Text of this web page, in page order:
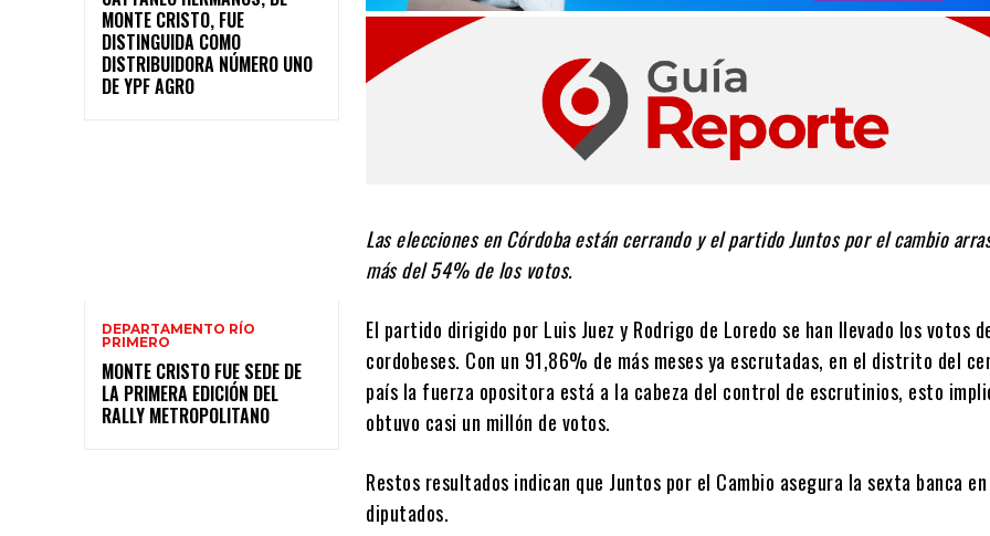
MONTE CRISTO, FUE
DISTINGUIDA COMO
DISTRIBUIDORA NÚMERO UNO
DE YPF AGRO
DEPARTAMENTO RÍO
PRIMERO
MONTE CRISTO FUE SEDE DE
LA PRIMERA EDICIÓN DEL
RALLY METROPOLITANO
Las elecciones en Córdoba están cerrando y el partido Juntos por el cambio
más del 54% de los votos.
El partido dirigido por Luis Juez y Rodrigo de Loredo se han llevado los votos
cordobeses. Con un 91,86% de más meses ya escrutadas, en el distrito del
país la fuerza opositora está a la cabeza del control de escrutinios, esto
obtuvo casi un millón de votos.
Restos resultados indican que Juntos por el Cambio asegura la sexta banca en
diputados.